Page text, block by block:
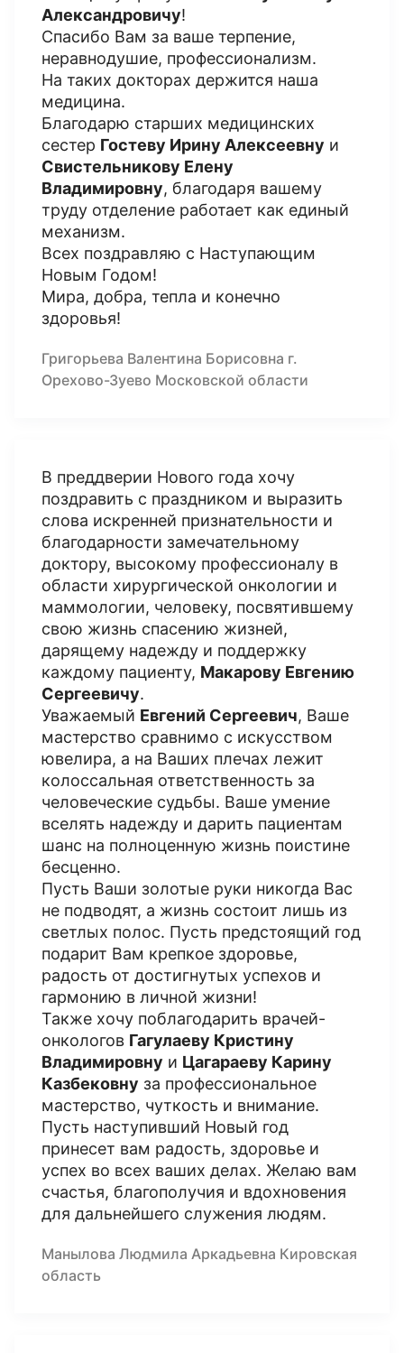
Александровичу!
Спасибо Вам за ваше терпение,
неравнодушие, профессионализм.
На таких докторах держится наша
медицина.
Благодарю старших медицинских
сестер Гостеву Ирину Алексеевну и
Свистельникову Елену
Владимировну, благодаря вашему
труду отделение работает как единый
механизм.
Всех поздравляю с Наступающим
Новым Годом!
Мира, добра, тепла и конечно
здоровья!
Григорьева Валентина Борисовна г.
Орехово-Зуево Московской области
В преддверии Нового года хочу
поздравить с праздником и выразить
слова искренней признательности и
благодарности замечательному
доктору, высокому профессионалу в
области хирургической онкологии и
маммологии, человеку, посвятившему
свою жизнь спасению жизней,
дарящему надежду и поддержку
каждому пациенту, Макарову Евгению
Сергеевичу.
Уважаемый Евгений Сергеевич, Ваше
мастерство сравнимо с искусством
ювелира, а на Ваших плечах лежит
колоссальная ответственность за
человеческие судьбы. Ваше умение
вселять надежду и дарить пациентам
шанс на полноценную жизнь поистине
бесценно.
Пусть Ваши золотые руки никогда Вас
не подводят, а жизнь состоит лишь из
светлых полос. Пусть предстоящий год
подарит Вам крепкое здоровье,
радость от достигнутых успехов и
гармонию в личной жизни!
Также хочу поблагодарить врачей-
онкологов Гагулаеву Кристину
Владимировну и Цагараеву Карину
Казбековну за профессиональное
мастерство, чуткость и внимание.
Пусть наступивший Новый год
принесет вам радость, здоровье и
успех во всех ваших делах. Желаю вам
счастья, благополучия и вдохновения
для дальнейшего служения людям.
Манылова Людмила Аркадьевна Кировская
область